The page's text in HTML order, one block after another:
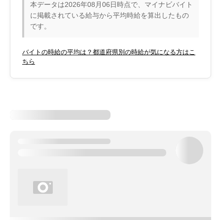
本データは2026年08月06日時点で、マイナビバイト
に掲載されている給与から平均時給を算出したもの
です。
バイトの時給の平均は？都道府県別の時給が気になる方はこ
ちら